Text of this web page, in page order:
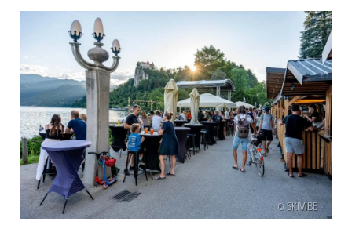
© SKIVIBE